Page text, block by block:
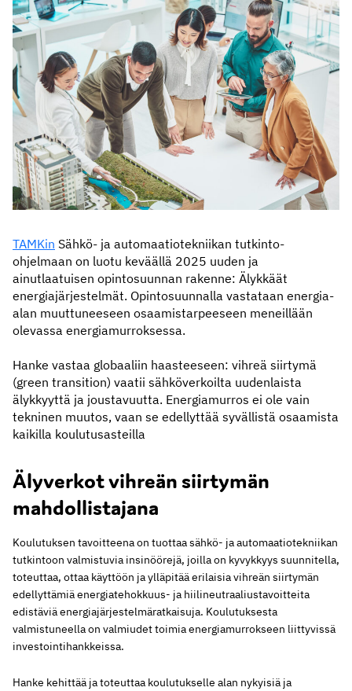
TAMKin Sähkö- ja automaatiotekniikan tutkinto-
ohjelmaan on luotu keväällä 2025 uuden ja
ainutlaatuisen opintosuunnan rakenne: Älykkäät
energiajärjestelmät. Opintosuunnalla vastataan energia-
alan muuttuneeseen osaamistarpeeseen meneillään
olevassa energiamurroksessa.
Hanke vastaa globaaliin haasteeseen: vihreä siirtymä
(green transition) vaatii sähköverkoilta uudenlaista
älykkyyttä ja joustavuutta. Energiamurros ei ole vain
tekninen muutos, vaan se edellyttää syvällistä osaamista
kaikilla koulutusasteilla
Älyverkot vihreän siirtymän
mahdollistajana
Koulutuksen tavoitteena on tuottaa sähkö- ja automaatiotekniikan
tutkintoon valmistuvia insinöörejä, joilla on kyvykkyys suunnitella,
toteuttaa, ottaa käyttöön ja ylläpitää erilaisia vihreän siirtymän
edellyttämiä energiatehokkuus- ja hiilineutraaliustavoitteita
edistäviä energiajärjestelmäratkaisuja. Koulutuksesta
valmistuneella on valmiudet toimia energiamurrokseen liittyvissä
investointihankkeissa.
Hanke kehittää ja toteuttaa koulutukselle alan nykyisiä ja